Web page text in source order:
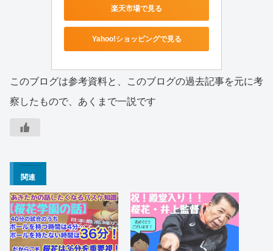
楽天市場で見る
Yahoo!ショッピングで見る
このブログは参考資料と、このブログの過去記事を元に考
察したもので、あくまで一説です
関連